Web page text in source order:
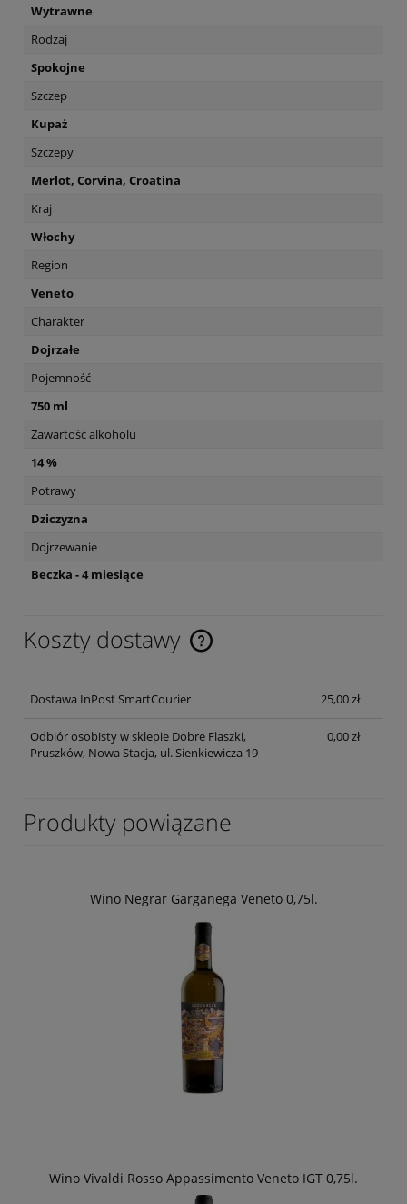
Wytrawne
Rodzaj
Spokojne
Szczep
Kupaż
Szczepy
Merlot, Corvina, Croatina
Kraj
Włochy
Region
Veneto
Charakter
Dojrzałe
Pojemność
750 ml
Zawartość alkoholu
14 %
Potrawy
Dziczyzna
Dojrzewanie
Beczka - 4 miesiące
Koszty dostawy
Cena nie zawiera ewentualnych kosztów płatności
Dostawa InPost SmartCourier 25,00 zł
Odbiór osobisty w sklepie Dobre Flaszki,
Pruszków, Nowa Stacja, ul. Sienkiewicza 19
0,00 zł
Produkty powiązane
Wino Negrar Garganega Veneto 0,75l.
Wino Vivaldi Rosso Appassimento Veneto IGT 0,75l.